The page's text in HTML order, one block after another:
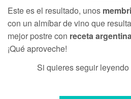
Este es el resultado, unos
con un almíbar de vino que
mejor postre con receta
¡Qué aproveche!
Si quieres seguir